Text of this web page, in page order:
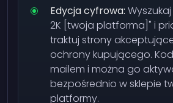
Edycja cyfrowa: Wyszukaj
2K [twoja platforma]" i
traktuj strony
ochrony kupującego.
mailem i można go
bezpośrednio w sklepie
platformy.